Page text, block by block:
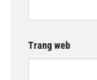
Trang web